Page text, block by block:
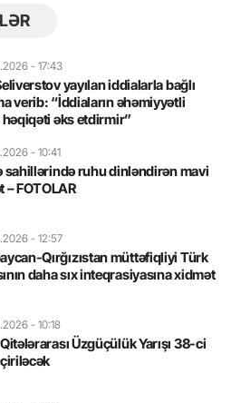
- 17:43
yayılan iddialarla bağlı
verib: “İddiaların əhəmiyyətli
əks etdirmir”
- 10:41
sahillərində ruhu dinləndirən mavi
– FOTOLAR
- 12:57
Qırğızıstan müttəfiqliyi Türk
daha sıx inteqrasiyasına xidmət
- 10:18
Üzgüçülük Yarışı 38-ci